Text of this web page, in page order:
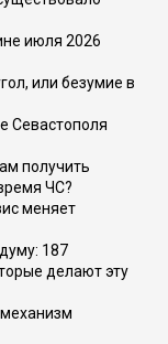
июля 2026
или безумие в
Севастополя
получить
ЧС?
меняет
187
делают эту